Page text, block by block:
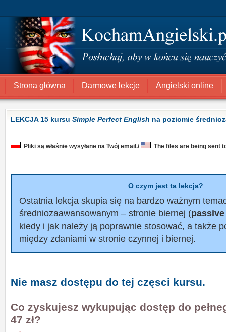
Strona główna Darmowe lekcje Angielski online
LEKCJA 15 kursu Simple Perfect English na poziomie
Pliki są właśnie wysyłane na Twój email./ The files are being sent
O czym jest ta lekcja?
Ostatnia lekcja skupia się na bardzo ważnym
średniozaawansowanym – stronie biernej (
kiedy i jak należy ją poprawnie stosować, a także
między zdaniami w stronie czynnej i biernej.
Nie masz dostępu do tej częsci kursu.
Co zyskujesz wykupując dostęp do
47 zł?